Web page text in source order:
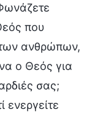
που
των ανθρώπων,
ο Θεός για
σας;
ενεργείτε